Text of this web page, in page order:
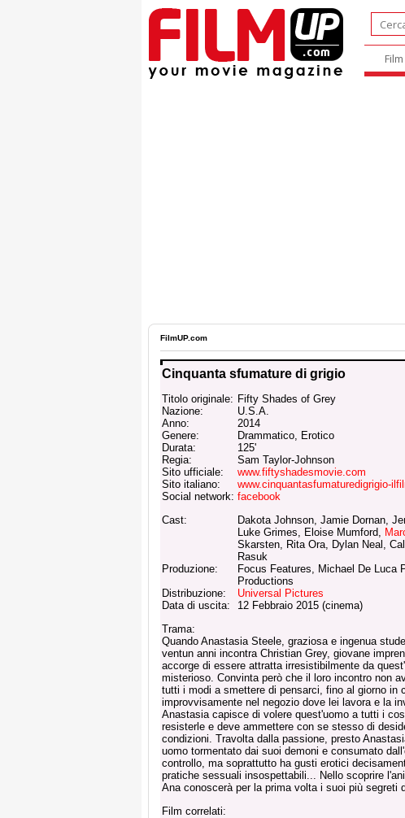
Film
FilmUP.com
Cinquanta sfumature di grigio
Titolo originale: Fifty Shades of Grey
Nazione:
U.S.A.
Anno:
2014
Genere:
Drammatico, Erotico
Durata:
125'
Regia:
Sam Taylor-Johnson
Sito ufficiale:
www.fiftyshadesmovie.com
Sito italiano:
www.cinquantasfumaturedigrigio-
Social network: facebook
Cast:
Dakota Johnson, Jamie Dornan,
Luke Grimes, Eloise Mumford,
Skarsten, Rita Ora, Dylan Neal,
Rasuk
Produzione:
Focus Features, Michael De Luca
Productions
Distribuzione:
Universal Pictures
Data di uscita:
12 Febbraio 2015 (cinema)
Trama:
Quando Anastasia Steele, graziosa e ingenua
ventun anni incontra Christian Grey, giovane
accorge di essere attratta irresistibilmente da
misterioso. Convinta però che il loro incontro non
tutti i modi a smettere di pensarci, fino al giorno in
improvvisamente nel negozio dove lei lavora e la
Anastasia capisce di volere quest'uomo a tutti i
resisterle e deve ammettere con se stesso di
condizioni. Travolta dalla passione, presto
uomo tormentato dai suoi demoni e consumato
controllo, ma soprattutto ha gusti erotici
pratiche sessuali insospettabili... Nello scoprire
Ana conoscerà per la prima volta i suoi più segreti
Film correlati: